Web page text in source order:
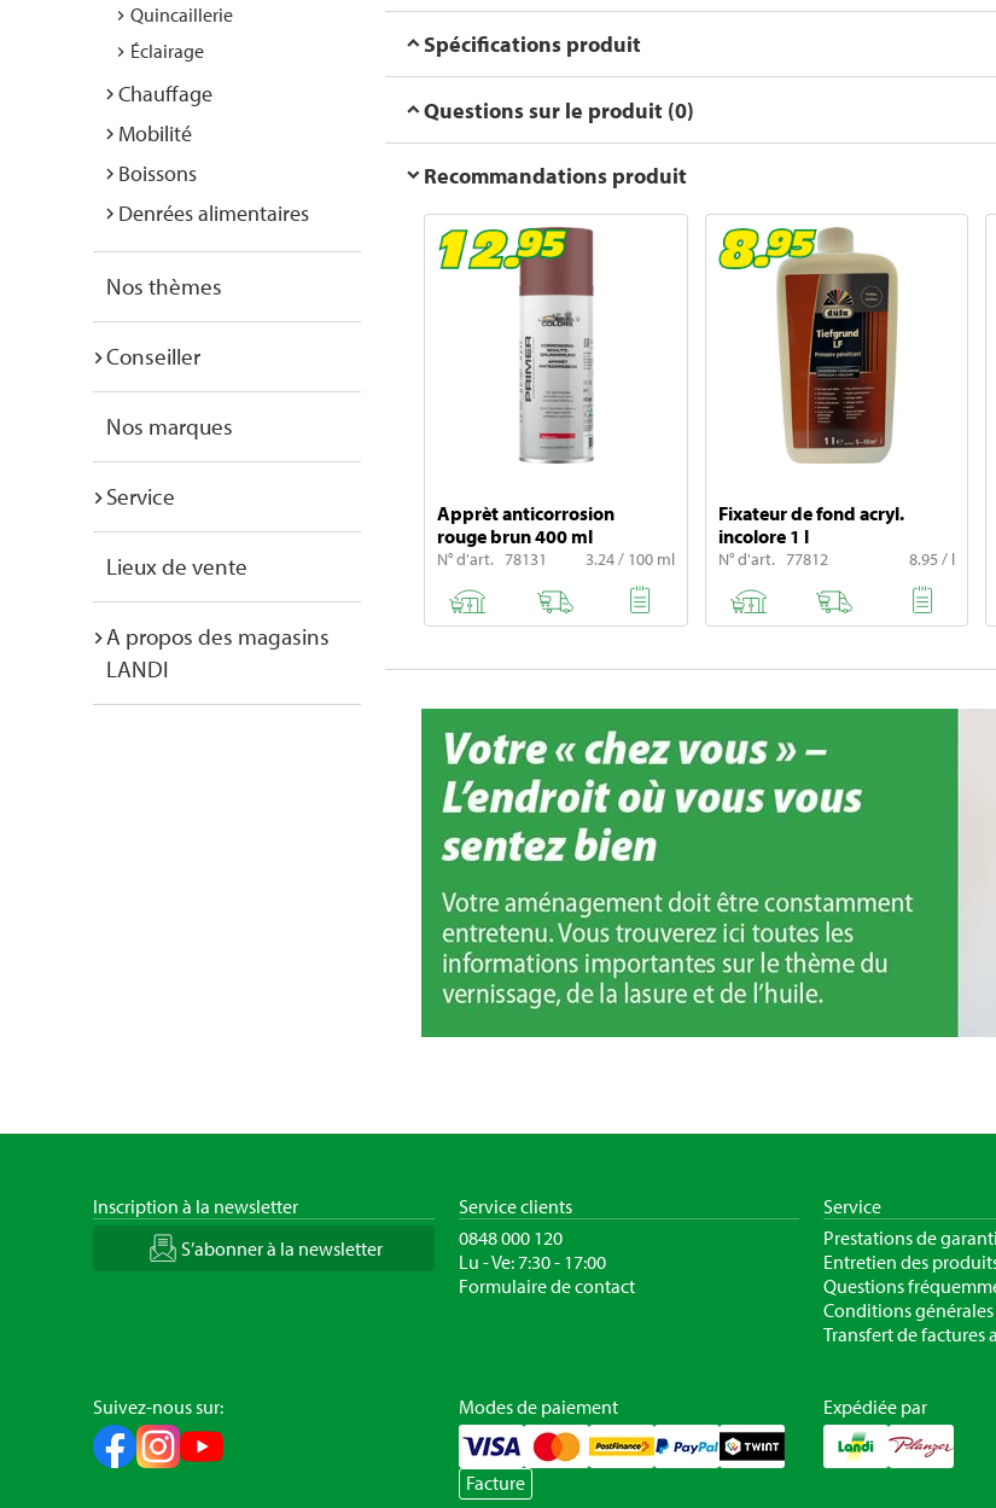
Quincaillerie
Éclairage
Chauffage
Mobilité
Boissons
Denrées alimentaires
Nos thèmes
Conseiller
Nos marques
Service
Lieux de vente
A propos des magasins
LANDI
Spécifications produit
Questions sur le produit (0)
Recommandations produit
Apprèt anticorrosion
rouge brun 400 ml
N° d'art. 78131 3.24 / 100 ml
Fixateur de fond acryl.
incolore 1 l
N° d'art. 77812 8.95 / l
Inscription à la newsletter
S’abonner à la newsletter
Service clients
0848 000 120
Lu - Ve: 7:30 - 17:00
Formulaire de contact
Service
Prestations de
Entretien des
Questions
Conditions
Transfert de factures
Suivez-nous sur:
Modes de paiement
Facture
Expédiée par